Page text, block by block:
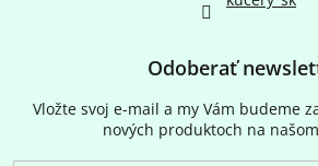
Odoberať
Vložte svoj e-mail a my Vám budeme
nových produktoch na